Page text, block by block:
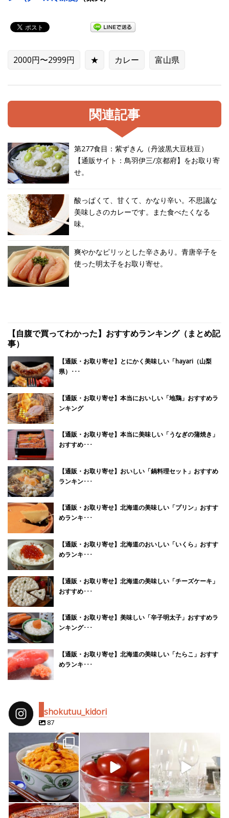
2000円〜2999円 ★ カレー 富山県
関連記事
第277食目：紫ずきん（丹波黒大豆枝豆）
【通販サイト：鳥羽伊三/京都府】をお取り寄
せ。
酸っぱくて、甘くて、かなり辛い。不思議な
美味しさのカレーです。また食べたくなる
味。
爽やかなピリッとした辛さあり。青唐辛子を
使った明太子をお取り寄せ。
【自腹で買ってわかった】おすすめランキング（まとめ記
事）
【通販・お取り寄せ】とにかく美味しい「hayari（山梨
県）･･･
【通販・お取り寄せ】本当においしい「地鶏」おすすめラ
ンキング
【通販・お取り寄せ】本当に美味しい「うなぎの蒲焼き」
おすすめ･･･
【通販・お取り寄せ】おいしい「鍋料理セット」おすすめ
ランキン･･･
【通販・お取り寄せ】北海道の美味しい「プリン」おすす
めランキ･･･
【通販・お取り寄せ】北海道のおいしい「いくら」おすす
めランキ･･･
【通販・お取り寄せ】北海道の美味しい「チーズケーキ」
おすすめ･･･
【通販・お取り寄せ】美味しい「辛子明太子」おすすめラ
ンキング･･･
【通販・お取り寄せ】北海道の美味しい「たらこ」おすす
めランキ･･･
shokutuu_kidori
87
shokutuu_kidori
4月 25 2月 14
shokutuu_kidori
2月 13
shokutuu_kidori shokutuu_kidori shokutuu_kidori